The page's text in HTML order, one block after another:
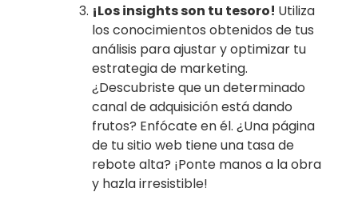
¡Los insights son tu tesoro! Utiliza
los conocimientos obtenidos de tus
análisis para ajustar y optimizar tu
estrategia de marketing.
¿Descubriste que un determinado
canal de adquisición está dando
frutos? Enfócate en él. ¿Una página
de tu sitio web tiene una tasa de
rebote alta? ¡Ponte manos a la obra
y hazla irresistible!